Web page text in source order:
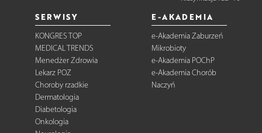
SERWISY
KONGRES TOP
MEDICAL TRENDS
Menedżer Zdrowia
Lekarz POZ
Choroby rzadkie
Dermatologia
Diabetologia
Onkologia
E-AKADEMIA
e-Akademia Zaburzeń
Mikrobioty
e-Akademia POChP
e-Akademia Chorób
Naczyń